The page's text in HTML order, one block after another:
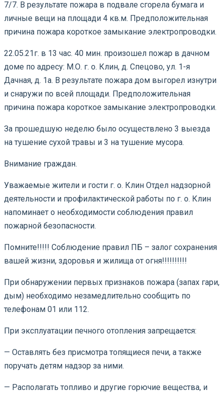
7/7. В результате пожара в подвале сгорела бумага и
личные вещи на площади 4 кв.м. Предположительная
причина пожара короткое замыкание электропроводки.
22.05.21г. в 13 час. 40 мин. произошел пожар в дачном
доме по адресу: М.О. г. о. Клин, д. Спецово, ул. 1-я
Дачная, д. 1а. В результате пожара дом выгорел изнутри
и снаружи по всей площади. Предположительная
причина пожара короткое замыкание электропроводки.
За прошедшую неделю было осуществлено 3 выезда
на тушение сухой травы и 3 на тушение мусора.
Внимание граждан.
Уважаемые жители и гости г. о. Клин Отдел надзорной
деятельности и профилактической работы по г. о. Клин
напоминает о необходимости соблюдения правил
пожарной безопасности.
Помните!!!!! Соблюдение правил ПБ – залог сохранения
вашей жизни, здоровья и жилища от огня!!!!!!!!!!
При обнаружении первых признаков пожара (запах гари,
дым) необходимо незамедлительно сообщить по
телефонам 01 или 112.
При эксплуатации печного отопления запрещается:
— Оставлять без присмотра топящиеся печи, а также
поручать детям надзор за ними.
— Располагать топливо и другие горючие вещества, и